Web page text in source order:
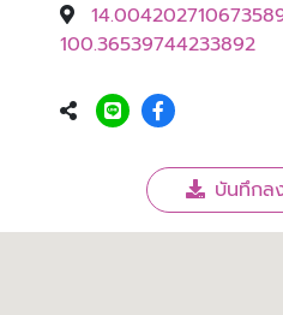
100.36539744233892
บันทึกล